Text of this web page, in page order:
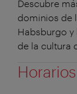
Descubre
dominios de
Habsburgo y
de la cultura